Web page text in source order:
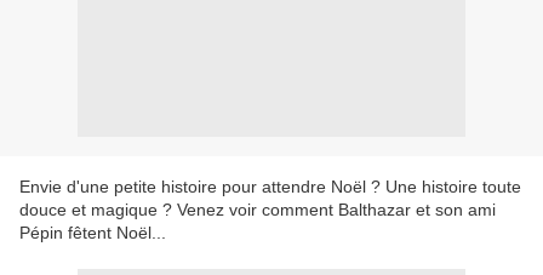
Envie d'une petite histoire pour attendre Noël ? Une histoire toute
douce et magique ? Venez voir comment Balthazar et son ami
Pépin fêtent Noël...